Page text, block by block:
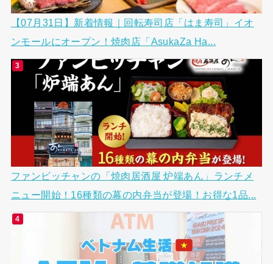
【07月31日】新着情報｜回転寿司店「はま寿司」イオ
ンモールにオープン！焼肉店「AsukaZa Ha...
ファンビッチャンの「焼肉居酒屋 炉端あん」ランチメ
ニュー開始！16種類の幕の内弁当が登場！お得な1品...